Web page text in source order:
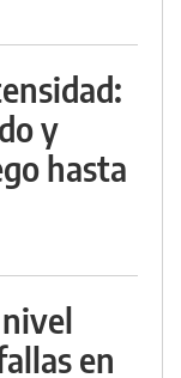
y
hasta
en